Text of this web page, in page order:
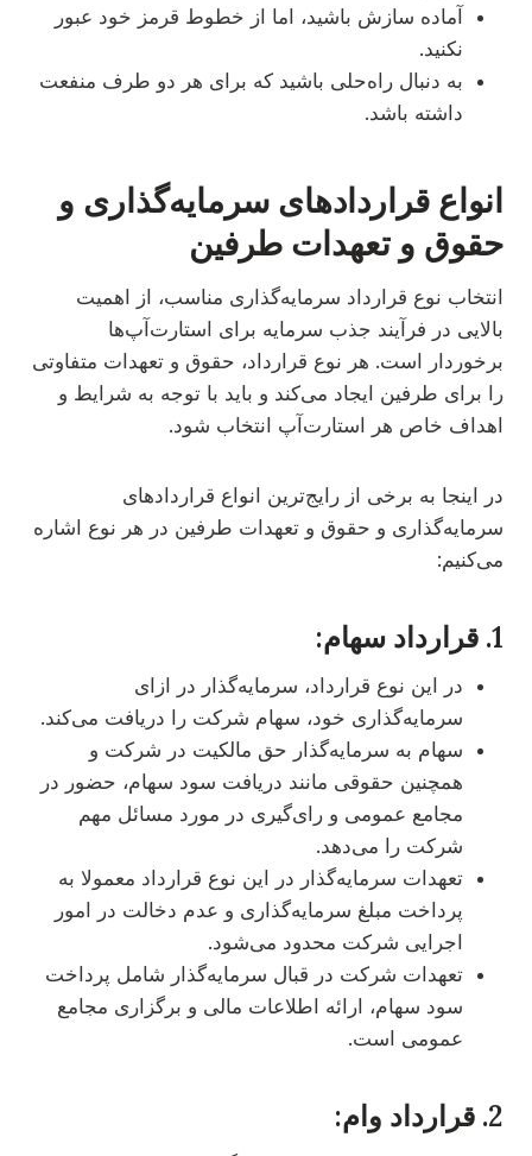
آماده سازش باشید، اما از خطوط قرمز خود عبور
نکنید.
به دنبال راه‌حلی باشید که برای هر دو طرف منفعت
داشته باشد.
انواع قراردادهای سرمایه‌گذاری و
حقوق و تعهدات طرفین
انتخاب نوع قرارداد سرمایه‌گذاری مناسب، از اهمیت
بالایی در فرآیند جذب سرمایه برای استارت‌آپ‌ها
برخوردار است. هر نوع قرارداد، حقوق و تعهدات متفاوتی
را برای طرفین ایجاد می‌کند و باید با توجه به شرایط و
اهداف خاص هر استارت‌آپ انتخاب شود.
در اینجا به برخی از رایج‌ترین انواع قراردادهای
سرمایه‌گذاری و حقوق و تعهدات طرفین در هر نوع اشاره
می‌کنیم:
1. قرارداد سهام:
در این نوع قرارداد، سرمایه‌گذار در ازای
سرمایه‌گذاری خود، سهام شرکت را دریافت می‌کند.
سهام به سرمایه‌گذار حق مالکیت در شرکت و
همچنین حقوقی مانند دریافت سود سهام، حضور در
مجامع عمومی و رای‌گیری در مورد مسائل مهم
شرکت را می‌دهد.
تعهدات سرمایه‌گذار در این نوع قرارداد معمولا به
پرداخت مبلغ سرمایه‌گذاری و عدم دخالت در امور
اجرایی شرکت محدود می‌شود.
تعهدات شرکت در قبال سرمایه‌گذار شامل پرداخت
سود سهام، ارائه اطلاعات مالی و برگزاری مجامع
عمومی است.
2. قرارداد وام: